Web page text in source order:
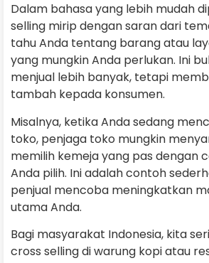
Dalam bahasa yang lebih mudah
selling mirip dengan saran dari
tahu Anda tentang barang atau
yang mungkin Anda perlukan. Ini
menjual lebih banyak, tetapi
tambah kepada konsumen.
Misalnya, ketika Anda sedang
toko, penjaga toko mungkin
memilih kemeja yang pas dengan
Anda pilih. Ini adalah contoh
penjual mencoba meningkatkan
utama Anda.
Bagi masyarakat Indonesia, kita
cross selling di warung kopi atau